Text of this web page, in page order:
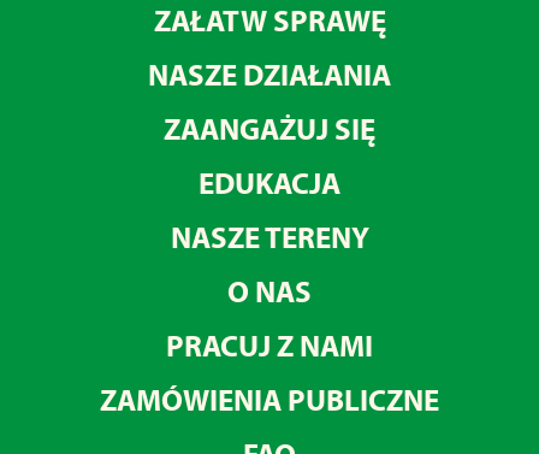
ZAŁATW SPRAWĘ
NASZE DZIAŁANIA
ZAANGAŻUJ SIĘ
EDUKACJA
NASZE TERENY
O NAS
PRACUJ Z NAMI
ZAMÓWIENIA PUBLICZNE